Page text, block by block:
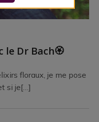
le Dr Bach🏵️​
floraux, je me pose
si je[…]